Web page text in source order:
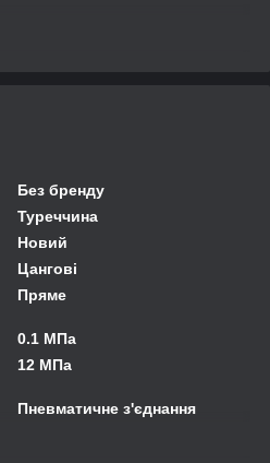
Без бренду
Туреччина
Новий
Цангові
Пряме
0.1 МПа
12 МПа
Пневматичне з'єднання